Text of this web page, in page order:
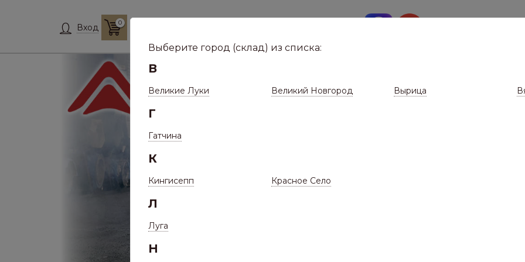
Вход 0
Выберите город (склад) из списка:
В
Великие Луки Великий Новгород Вырица
Г
Гатчина
К
Кингисепп Красное Село
Л
Луга
Н